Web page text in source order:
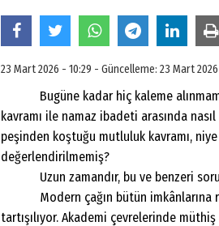
23 Mart 2026 - 10:29 - Güncelleme: 23 Mart
Bugüne kadar hiç kaleme
kavramı ile namaz ibadeti arasında
peşinden koştuğu mutluluk kavramı,
değerlendirilmemiş?
Uzun zamandır, bu ve benzeri
Modern çağın bütün imkânlarına
tartışılıyor. Akademi çevrelerinde